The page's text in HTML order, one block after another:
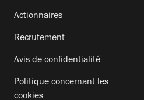
Actionnaires
Recrutement
Avis de confidentialité
Politique concernant les
cookies